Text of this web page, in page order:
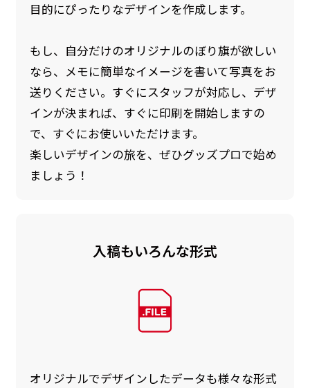
目的にぴったりなデザインを作成します。
もし、自分だけのオリジナルのぼり旗が欲しい
なら、メモに簡単なイメージを書いて写真をお
送りください。すぐにスタッフが対応し、デザ
インが決まれば、すぐに印刷を開始しますの
で、すぐにお使いいただけます。
楽しいデザインの旅を、ぜひグッズプロで始め
ましょう！
入稿もいろんな形式
オリジナルでデザインしたデータも様々な形式